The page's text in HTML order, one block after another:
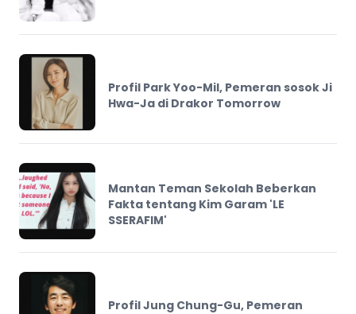
Profil Park Yoo-Mil, Pemeran sosok Ji
Hwa-Ja di Drakor Tomorrow
Mantan Teman Sekolah Beberkan
Fakta tentang Kim Garam 'LE
SSERAFIM'
Profil Jung Chung-Gu, Pemeran